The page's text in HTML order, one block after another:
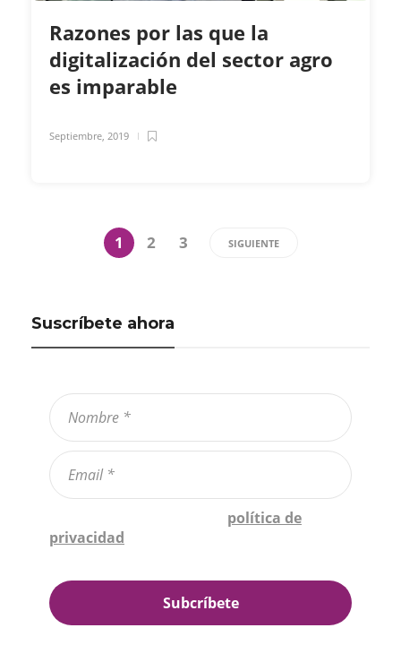
Razones por las que la
digitalización del sector agro
es imparable
Septiembre, 2019
1 2 3 SIGUIENTE
Suscríbete ahora
política de
privacidad